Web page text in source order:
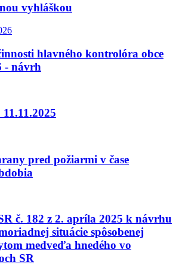
vyhláškou
hlavného kontrolóra obce
- návrh
pred požiarmi v čase
č. 182 z 2. apríla 2025 k návrhu
situácie spôsobenej
medveďa hnedého vo
SR